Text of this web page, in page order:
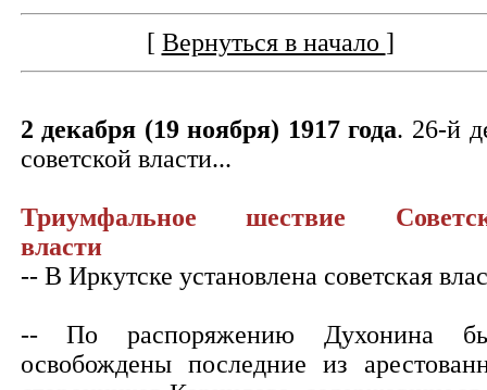
[ Вернуться в начало ]
2 декабря (19 ноября) 1917 года. 26-й
советской власти...
Триумфальное шествие
власти
-- В Иркутске установлена советская
-- По распоряжению Духонина
освобождены последние из